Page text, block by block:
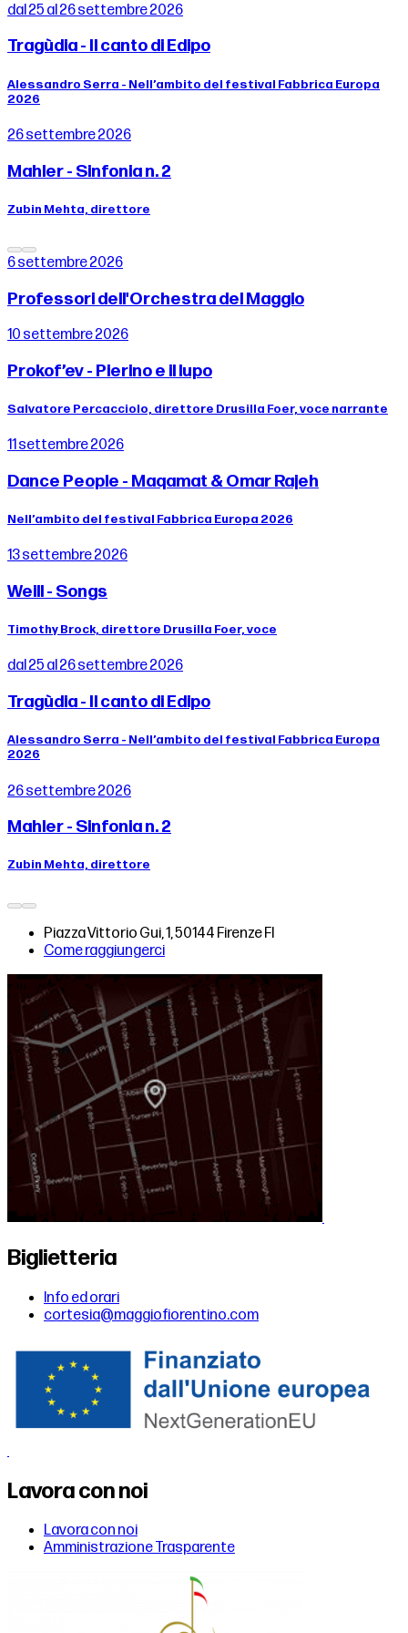
dal 25 al 26 settembre 2026
Tragùdia - Il canto di Edipo
Alessandro Serra - Nell’ambito del festival Fabbrica Europa
2026
26 settembre 2026
Mahler - Sinfonia n. 2
Zubin Mehta, direttore
6 settembre 2026
Professori dell'Orchestra del Maggio
10 settembre 2026
Prokof’ev - Pierino e il lupo
Salvatore Percacciolo, direttore Drusilla Foer, voce narrante
11 settembre 2026
Dance People - Maqamat & Omar Rajeh
Nell’ambito del festival Fabbrica Europa 2026
13 settembre 2026
Weill - Songs
Timothy Brock, direttore Drusilla Foer, voce
dal 25 al 26 settembre 2026
Tragùdia - Il canto di Edipo
Alessandro Serra - Nell’ambito del festival Fabbrica Europa
2026
26 settembre 2026
Mahler - Sinfonia n. 2
Zubin Mehta, direttore
Piazza Vittorio Gui, 1, 50144 Firenze FI
Come raggiungerci
Biglietteria
Info ed orari
cortesia@maggiofiorentino.com
Lavora con noi
Lavora con noi
Amministrazione Trasparente